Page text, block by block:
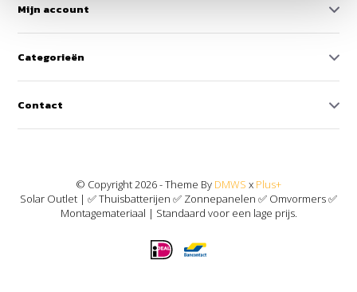
Mijn account
Categorieën
Contact
© Copyright 2026 - Theme By DMWS x Plus+
Solar Outlet | ✅ Thuisbatterijen ✅ Zonnepanelen ✅ Omvormers ✅
Montagemateriaal | Standaard voor een lage prijs.